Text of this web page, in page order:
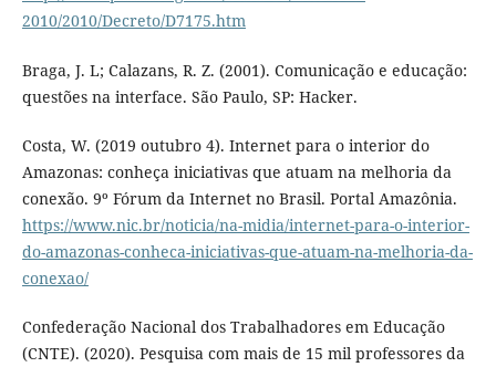
2010/2010/Decreto/D7175.htm
Braga, J. L; Calazans, R. Z. (2001). Comunicação e educação:
questões na interface. São Paulo, SP: Hacker.
Costa, W. (2019 outubro 4). Internet para o interior do
Amazonas: conheça iniciativas que atuam na melhoria da
conexão. 9º Fórum da Internet no Brasil. Portal Amazônia.
https://www.nic.br/noticia/na-midia/internet-para-o-interior-
do-amazonas-conheca-iniciativas-que-atuam-na-melhoria-da-
conexao/
Confederação Nacional dos Trabalhadores em Educação
(CNTE). (2020). Pesquisa com mais de 15 mil professores da